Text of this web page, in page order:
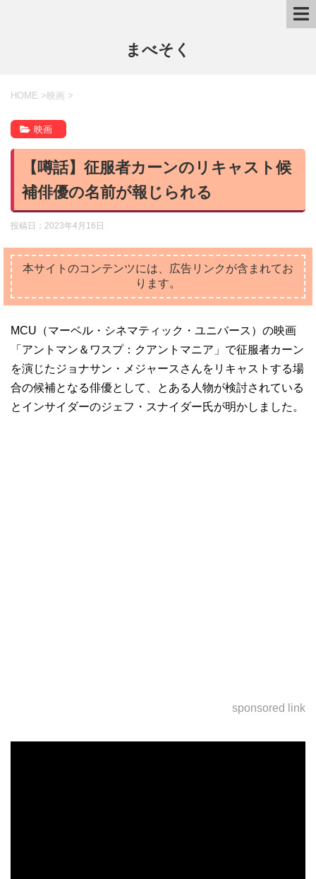
まべそく
HOME > 映画 >
映画
【噂話】征服者カーンのリキャスト候
補俳優の名前が報じられる
投稿日： 2023年4月16日
本サイトのコンテンツには、広告リンクが含まれてお
ります。
MCU（マーベル・シネマティック・ユニバース）の映画
「アントマン＆ワスプ：クアントマニア」で征服者カーン
を演じたジョナサン・メジャースさんをリキャストする場
合の候補となる俳優として、とある人物が検討されている
とインサイダーのジェフ・スナイダー氏が明かしました。
sponsored link